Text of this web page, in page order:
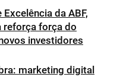
da ABF,
reforça força do
investidores
marketing digital